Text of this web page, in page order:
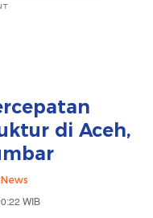
di Aceh,
WIB